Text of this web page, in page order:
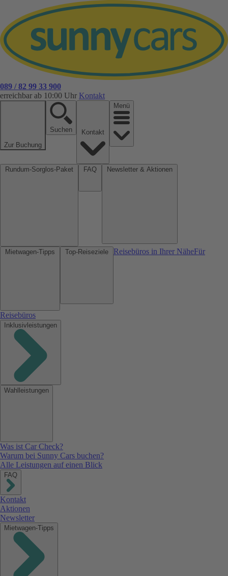
089 / 82 99 33 900
erreichbar ab 10:00 Uhr Kontakt
Zur Buchung
Suchen
Menü
Reisebüros in Ihrer NäheFür
Reisebüros
Inklusivleistungen
Wahlleistungen
Was ist Car Check?
Warum bei Sunny Cars buchen?
Alle Leistungen auf einen Blick
FAQ
Kontakt
Aktionen
Newsletter
Mietwagen-Tipps